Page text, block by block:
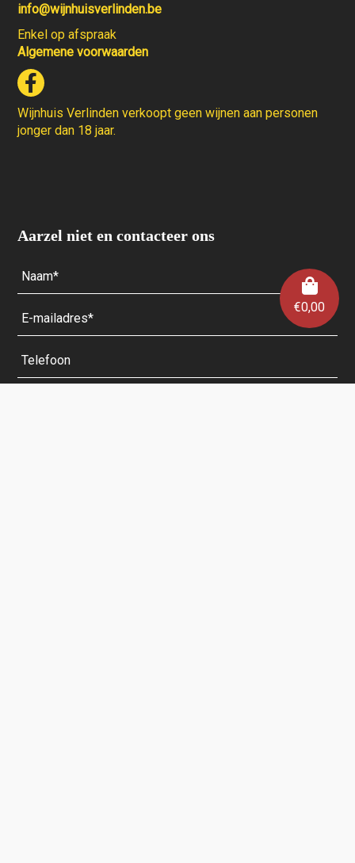
€0,00
info@wijnhuisverlinden.be
Enkel op afspraak
Algemene voorwaarden
Wijnhuis Verlinden verkoopt geen wijnen aan personen
jonger dan 18 jaar.
Aarzel niet en contacteer ons